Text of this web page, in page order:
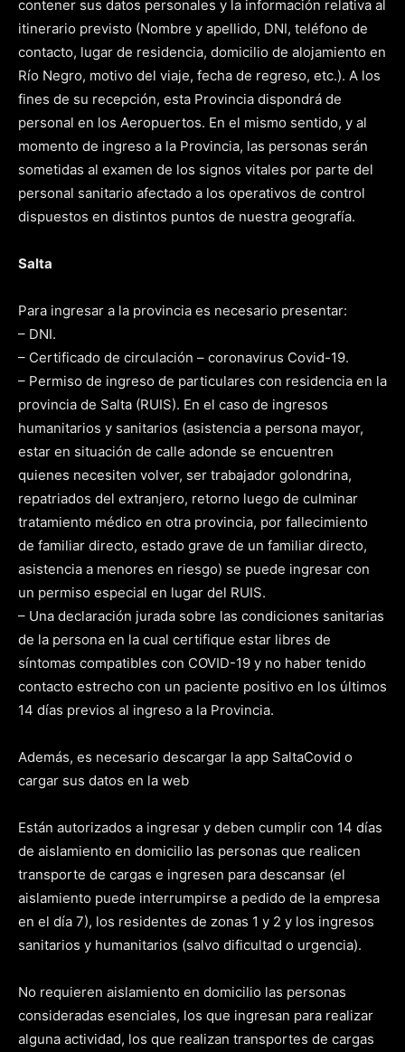
contener sus datos personales y la información relativa al
itinerario previsto (Nombre y apellido, DNI, teléfono de
contacto, lugar de residencia, domicilio de alojamiento en
Río Negro, motivo del viaje, fecha de regreso, etc.). A los
fines de su recepción, esta Provincia dispondrá de
personal en los Aeropuertos. En el mismo sentido, y al
momento de ingreso a la Provincia, las personas serán
sometidas al examen de los signos vitales por parte del
personal sanitario afectado a los operativos de control
dispuestos en distintos puntos de nuestra geografía.
Salta
Para ingresar a la provincia es necesario presentar:
– DNI.
– Certificado de circulación – coronavirus Covid-19.
– Permiso de ingreso de particulares con residencia en la
provincia de Salta (RUIS). En el caso de ingresos
humanitarios y sanitarios (asistencia a persona mayor,
estar en situación de calle adonde se encuentren
quienes necesiten volver, ser trabajador golondrina,
repatriados del extranjero, retorno luego de culminar
tratamiento médico en otra provincia, por fallecimiento
de familiar directo, estado grave de un familiar directo,
asistencia a menores en riesgo) se puede ingresar con
un permiso especial en lugar del RUIS.
– Una declaración jurada sobre las condiciones sanitarias
de la persona en la cual certifique estar libres de
síntomas compatibles con COVID-19 y no haber tenido
contacto estrecho con un paciente positivo en los últimos
14 días previos al ingreso a la Provincia.
Además, es necesario descargar la app SaltaCovid o
cargar sus datos en la web
Están autorizados a ingresar y deben cumplir con 14 días
de aislamiento en domicilio las personas que realicen
transporte de cargas e ingresen para descansar (el
aislamiento puede interrumpirse a pedido de la empresa
en el día 7), los residentes de zonas 1 y 2 y los ingresos
sanitarios y humanitarios (salvo dificultad o urgencia).
No requieren aislamiento en domicilio las personas
consideradas esenciales, los que ingresan para realizar
alguna actividad, los que realizan transportes de cargas